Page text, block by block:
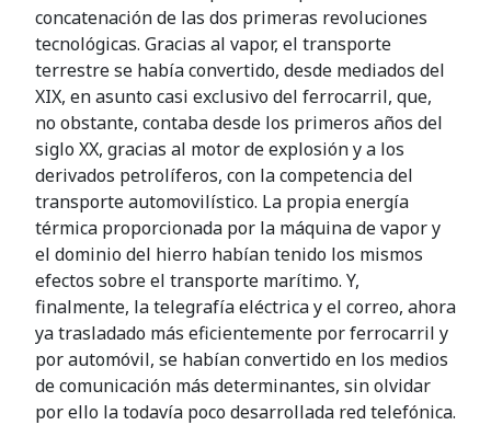
concatenación de las dos primeras revoluciones
tecnológicas. Gracias al vapor, el transporte
terrestre se había convertido, desde mediados del
XIX, en asunto casi exclusivo del ferrocarril, que,
no obstante, contaba desde los primeros años del
siglo XX, gracias al motor de explosión y a los
derivados petrolíferos, con la competencia del
transporte automovilístico. La propia energía
térmica proporcionada por la máquina de vapor y
el dominio del hierro habían tenido los mismos
efectos sobre el transporte marítimo. Y,
finalmente, la telegrafía eléctrica y el correo, ahora
ya trasladado más eficientemente por ferrocarril y
por automóvil, se habían convertido en los medios
de comunicación más determinantes, sin olvidar
por ello la todavía poco desarrollada red telefónica.